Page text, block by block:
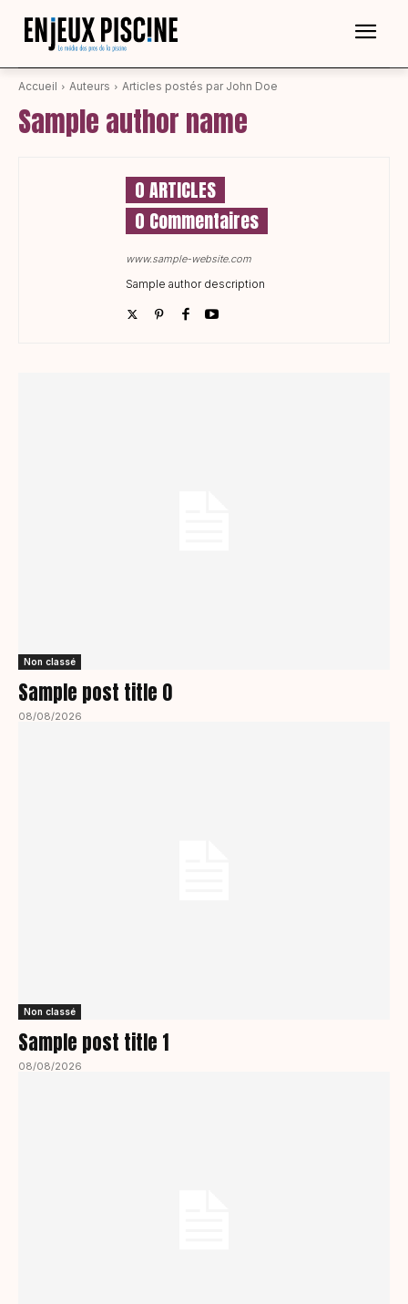
Accueil Auteurs Articles postés par John Doe
Sample author name
0 ARTICLES
0 Commentaires
www.sample-website.com
Sample author description
Non classé
Sample post title 0
08/08/2026
Non classé
Sample post title 1
08/08/2026